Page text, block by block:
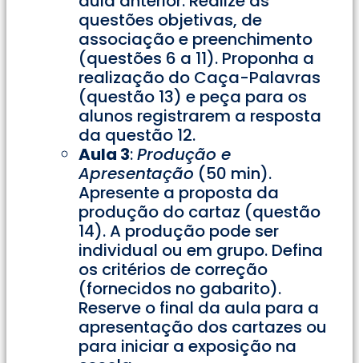
questões objetivas, de
associação e preenchimento
(questões 6 a 11). Proponha a
realização do Caça-Palavras
(questão 13) e peça para os
alunos registrarem a resposta
da questão 12.
Aula 3:Produção e
Apresentação (50 min).
Apresente a proposta da
produção do cartaz (questão
14). A produção pode ser
individual ou em grupo. Defina
os critérios de correção
(fornecidos no gabarito).
Reserve o final da aula para a
apresentação dos cartazes ou
para iniciar a exposição na